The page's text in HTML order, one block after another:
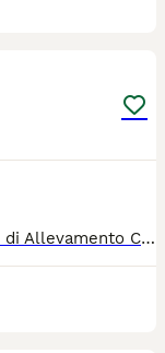
Vi presentiamo i vari cuccioli disponibili di Allevamento Casa HD Von Panty 🐱 Tutti i nostri cuccioli vengono cresciuti per i primi mesi da noi affinché non raggiungono i 3 mesi d’età, momento a partire dal quale saranno pronti ad entrare a far parte della nuova famiglia. 🙋🏻‍♀️ Innamorarsi di questi cuccioli è molto facile. Per questo vi suggeriamo sempre di prenotare il cucciolo con largo anticipo. 🏠Venite a farci visita di persona presso il nostro Allevamento, sarà amore a prima vista ♥️ 💕Inoltre potremmo dialogare assieme per scoprire le vostre affinità con il cucciolo e darvi dei consigli per costruire una piacevole relazione felina. Ricordiamo che tutti i nostri cuccioli vengono ceduti con: 1) Contratto 2) libretto sanitario e Pedigree 3) Vaccinazioni e sverminazione 4) Microchip 5) Certificato di buona salute 6) Test genitori 7)Kit giochi e consigli comportamentali e alimentari per relazionarsi con il cucciolo I nostri cuccioli sono già educati al tiragraffi e all’uso della lettiera. Un animale è magia 👉ci trovate a: 📍37062 Villafranca di Verona in via Carlo Alberto, 44 📍42025 Corte Tegge Cavriago (RE) in Via Piero Gobetti,1 ☎️ prendete appuntamento telefonico al 348 4095905 oppure 340 0021208 https://allevamentocasahdvonbaunty.com Ciao 🐾 Milena, Larysa e Fausto 🐾